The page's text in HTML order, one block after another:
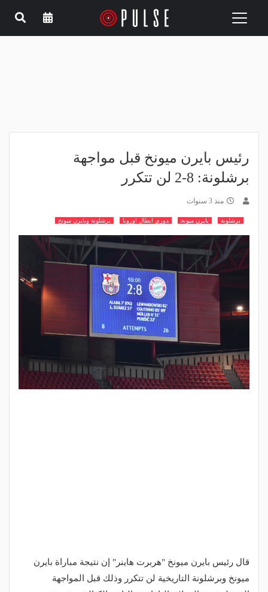
Toggle
رئيس بايرن ميونخ قبل مواجهة
برشلونة: 8-2 لن تتكرر
منذ 3 سنوات
برشلونة بايرن ميونخ دوري ابطال اوروبا برشلونة وبايرن ميونخ
قال رئيس بايرن ميونخ "هربرت هاينر" إن نتيجة مباراة بايرن
ميونخ وبرشلونة التاريخية لن تتكرر وذلك قبل المواجهة